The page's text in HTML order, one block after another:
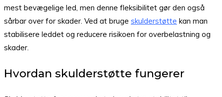
mest bevægelige led, men denne fleksibilitet gør den også
sårbar over for skader. Ved at bruge skulderstøtte kan man
stabilisere leddet og reducere risikoen for overbelastning og
skader.
Hvordan skulderstøtte fungerer